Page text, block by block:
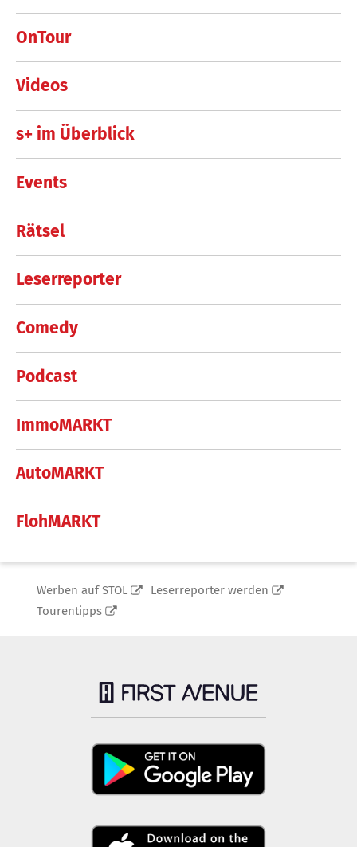
OnTour
Videos
s+ im Überblick
Events
Rätsel
Leserreporter
Comedy
Podcast
ImmoMARKT
AutoMARKT
FlohMARKT
Werben auf STOL
Leserreporter werden
Tourentipps